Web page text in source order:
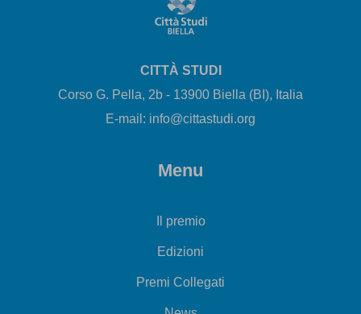
CITTÀ STUDI
Corso G. Pella, 2b - 13900 Biella (BI), Italia
E-mail: info@cittastudi.org
Menu
Il premio
Edizioni
Premi Collegati